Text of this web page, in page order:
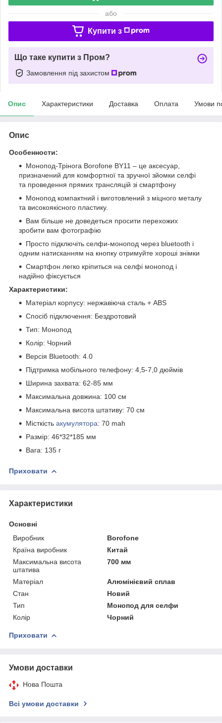
або
Купити з
Що таке купити з Пром?
Замовлення під захистом
Опис Характеристики Доставка Оплата Умови
Опис
Особенности:
Монопод-Трінога Borofone BY11 – це аксесуар,
призначений для комфортної та зручної зйомки селфі
та проведення прямих трансляцій зі смартфону
Монопод компактний і виготовлений з міцного металу
та високоякісного пластику.
Вам більше не доведеться просити перехожих
зробити вам фотографію
Просто підключіть селфи-монопод через bluetooth і
одним натисканням на кнопку отримуйте хороші знімки
Смартфон легко кріпиться на селфі монопод і
надійно фіксується
Характеристики:
Матеріал корпусу: нержавіюча сталь + ABS
Спосіб підключення: Бездротовий
Тип: Монопод
Колір: Чорний
Версія Bluetooth: 4.0
Підтримка мобільного телефону: 4,5-7,0 дюймів
Ширина захвата: 62-85 мм
Максимальна довжина: 100 см
Максимальна висота штативу: 70 см
Місткість акумулятора: 70 mah
Размір: 46*32*185 мм
Вага: 135 г
Приховати
Характеристики
Основні
Виробник
Borofone
Країна виробник
Китай
Максимальна висота
штатива
700 мм
Матеріал
Алюмінієвий сплав
Стан
Новий
Тип
Монопод для селфи
Колір
Чорний
Приховати
Умови доставки
Нова Пошта
Всі умови доставки